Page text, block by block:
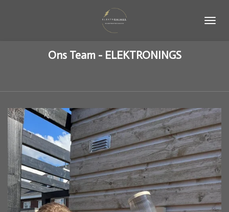
Ons Team - ELEKTRONINGS